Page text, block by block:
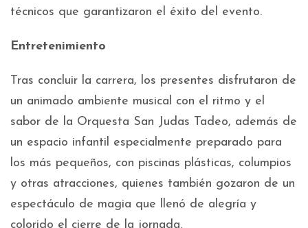
técnicos que garantizaron el éxito del evento.
Entretenimiento
Tras concluir la carrera, los presentes disfrutaron de
un animado ambiente musical con el ritmo y el
sabor de la Orquesta San Judas Tadeo, además de
un espacio infantil especialmente preparado para
los más pequeños, con piscinas plásticas, columpios
y otras atracciones, quienes también gozaron de un
espectáculo de magia que llenó de alegría y
colorido el cierre de la jornada.